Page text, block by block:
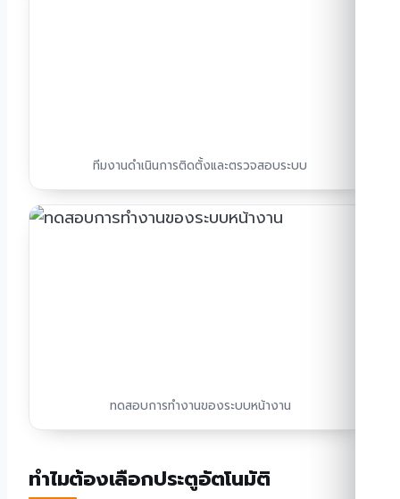
ทีมงานดำเนินการติดตั้งและตรวจสอบระบบ
ทดสอบการทำงานของระบบหน้างาน
ทำไมต้องเลือกประตูอัตโนมัติ